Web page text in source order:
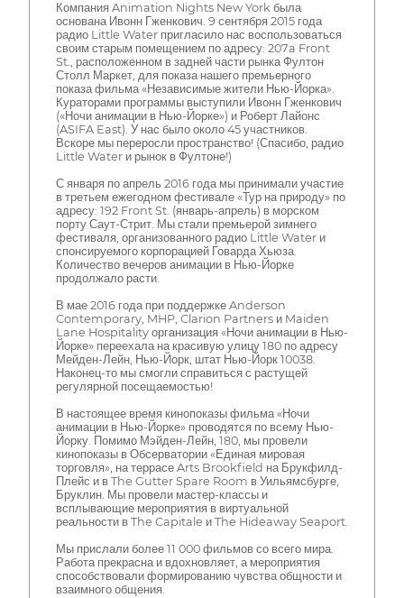
Компания Animation Nights New York была
основана Ивонн Гженкович. 9 сентября 2015 года
радио Little Water пригласило нас воспользоваться
своим старым помещением по адресу: 207a Front
St., расположенном в задней части рынка Фултон
Столл Маркет, для показа нашего премьерного
показа фильма «Независимые жители Нью-Йорка».
Кураторами программы выступили Ивонн Гженкович
(«Ночи анимации в Нью-Йорке») и Роберт Лайонс
(ASIFA East). У нас было около 45 участников.
Вскоре мы переросли пространство! (Спасибо, радио
Little Water и рынок в Фултоне!)
С января по апрель 2016 года мы принимали участие
в третьем ежегодном фестивале «Тур на природу» по
адресу: 192 Front St. (январь-апрель) в морском
порту Саут-Стрит. Мы стали премьерой зимнего
фестиваля, организованного радио Little Water и
спонсируемого корпорацией Говарда Хьюза.
Количество вечеров анимации в Нью-Йорке
продолжало расти.
В мае 2016 года при поддержке Anderson
Contemporary, MHP, Clarion Partners и Maiden
Lane Hospitality организация «Ночи анимации в Нью-
Йорке» переехала на красивую улицу 180 по адресу
Мейден-Лейн, Нью-Йорк, штат Нью-Йорк 10038.
Наконец-то мы смогли справиться с растущей
регулярной посещаемостью!
В настоящее время кинопоказы фильма «Ночи
анимации в Нью-Йорке» проводятся по всему Нью-
Йорку. Помимо Мэйден-Лейн, 180, мы провели
кинопоказы в Обсерватории «Единая мировая
торговля», на террасе Arts Brookfield на Брукфилд-
Плейс и в The Gutter Spare Room в Уильямсбурге,
Бруклин. Мы провели мастер-классы и
всплывающие мероприятия в виртуальной
реальности в The Capitale и The Hideaway Seaport.
Мы прислали более 11 000 фильмов со всего мира.
Работа прекрасна и вдохновляет, а мероприятия
способствовали формированию чувства общности и
взаимного общения.